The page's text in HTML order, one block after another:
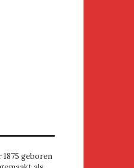
1875 geboren